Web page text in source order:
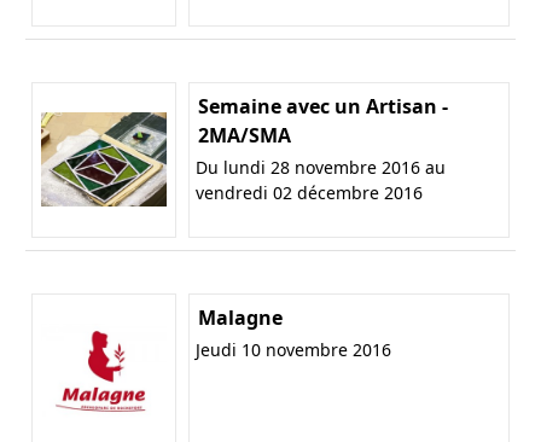
Semaine avec un Artisan -
2MA/SMA
Du lundi 28 novembre 2016 au
vendredi 02 décembre 2016
Malagne
Jeudi 10 novembre 2016